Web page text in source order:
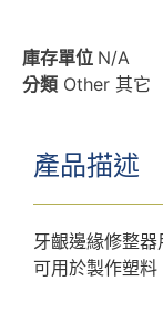
庫存單位 N/A
分類 Other 其它
產品描述
牙齦邊緣修整
可用於製作塑料